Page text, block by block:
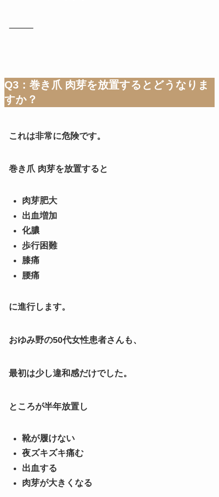
⸻
Q3：巻き爪 肉芽を放置するとどうなりま
すか？
これは非常に危険です。
巻き爪 肉芽を放置すると
肉芽肥大
出血増加
化膿
歩行困難
膝痛
腰痛
に進行します。
おゆみ野の50代女性患者さんも、
最初は少し違和感だけでした。
ところが半年放置し
靴が履けない
夜ズキズキ痛む
出血する
肉芽が大きくなる